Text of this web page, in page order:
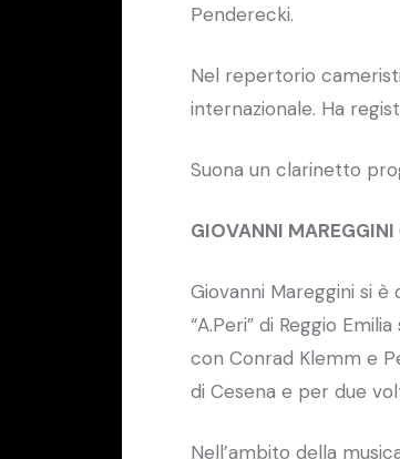
Penderecki.
Nel repertorio
internazionale. Ha
Suona un clarinetto
GIOVANNI MAREGGINI
Giovanni Mareggini si
“A.Peri” di Reggio
con Conrad Klemm e
di Cesena e per due
Nell’ambito della